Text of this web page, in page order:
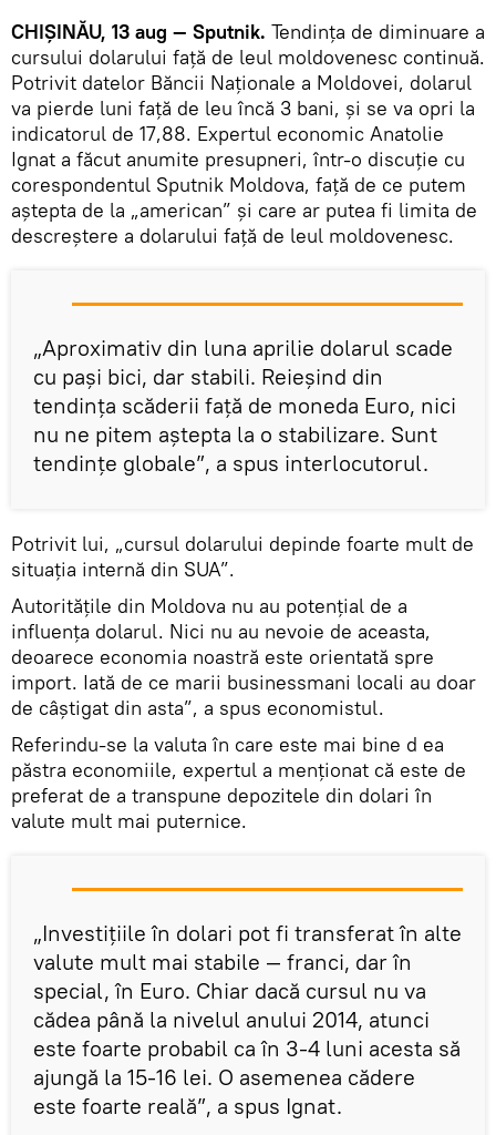
CHIȘINĂU, 13 aug — Sputnik. Tendința de diminuare a
cursului dolarului față de leul moldovenesc continuă.
Potrivit datelor Băncii Naționale a Moldovei, dolarul
va pierde luni față de leu încă 3 bani, și se va opri la
indicatorul de 17,88. Expertul economic Anatolie
Ignat a făcut anumite presupneri, într-o discuție cu
corespondentul Sputnik Moldova, față de ce putem
aștepta de la „american” și care ar putea fi limita de
descreștere a dolarului față de leul moldovenesc.
„Aproximativ din luna aprilie dolarul scade
cu pași bici, dar stabili. Reieșind din
tendința scăderii față de moneda Euro, nici
nu ne pitem aștepta la o stabilizare. Sunt
tendințe globale”, a spus interlocutorul.
Potrivit lui, „cursul dolarului depinde foarte mult de
situația internă din SUA”.
Autoritățile din Moldova nu au potențial de a
influența dolarul. Nici nu au nevoie de aceasta,
deoarece economia noastră este orientată spre
import. Iată de ce marii businessmani locali au doar
de câștigat din asta”, a spus economistul.
Referindu-se la valuta în care este mai bine d ea
păstra economiile, expertul a menționat că este de
preferat de a transpune depozitele din dolari în
valute mult mai puternice.
„Investițiile în dolari pot fi transferat în alte
valute mult mai stabile — franci, dar în
special, în Euro. Chiar dacă cursul nu va
cădea până la nivelul anului 2014, atunci
este foarte probabil ca în 3-4 luni acesta să
ajungă la 15-16 lei. O asemenea cădere
este foarte reală”, a spus Ignat.